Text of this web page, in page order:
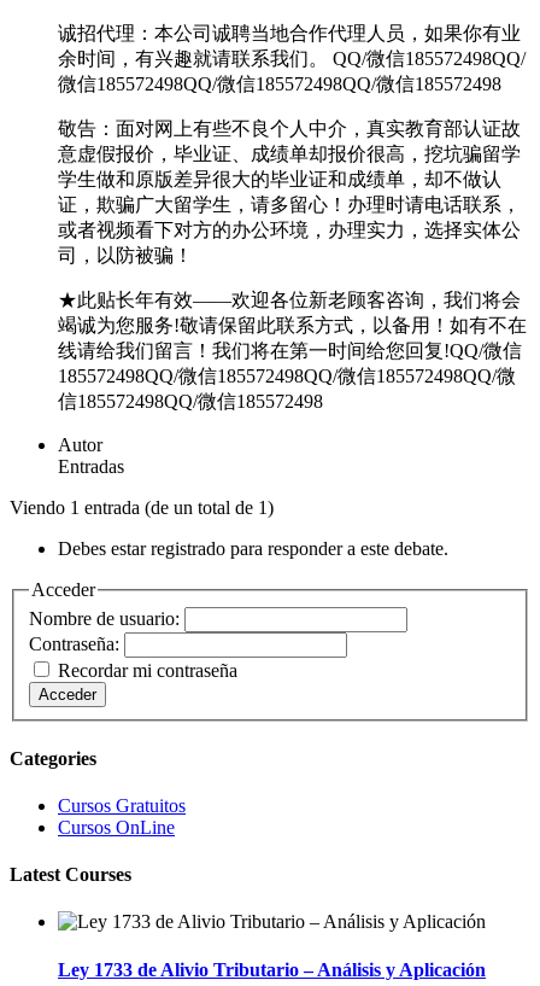
诚招代理：本公司诚聘当地合作代理人员，如果你有业
余时间，有兴趣就请联系我们。 QQ/微信185572498QQ/
微信185572498QQ/微信185572498QQ/微信185572498
敬告：面对网上有些不良个人中介，真实教育部认证故
意虚假报价，毕业证、成绩单却报价很高，挖坑骗留学
学生做和原版差异很大的毕业证和成绩单，却不做认
证，欺骗广大留学生，请多留心！办理时请电话联系，
或者视频看下对方的办公环境，办理实力，选择实体公
司，以防被骗！
★此贴长年有效——欢迎各位新老顾客咨询，我们将会
竭诚为您服务!敬请保留此联系方式，以备用！如有不在
线请给我们留言！我们将在第一时间给您回复!QQ/微信
185572498QQ/微信185572498QQ/微信185572498QQ/微
信185572498QQ/微信185572498
Autor
Entradas
Viendo 1 entrada (de un total de 1)
Debes estar registrado para responder a este debate.
Acceder
Nombre de usuario:
Contraseña:
Recordar mi contraseña
Acceder
Categories
Cursos Gratuitos
Cursos OnLine
Latest Courses
Ley 1733 de Alivio Tributario – Análisis y Aplicación